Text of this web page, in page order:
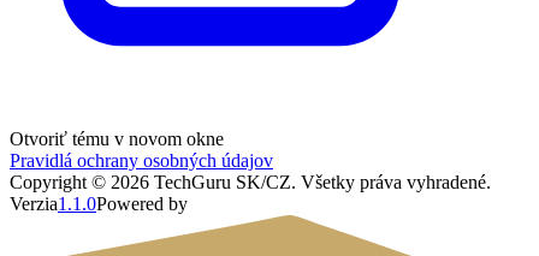
Otvoriť tému v novom okne
Pravidlá ochrany osobných údajov
Copyright © 2026 TechGuru SK/CZ. Všetky práva vyhradené.
Verzia1.1.0Powered by